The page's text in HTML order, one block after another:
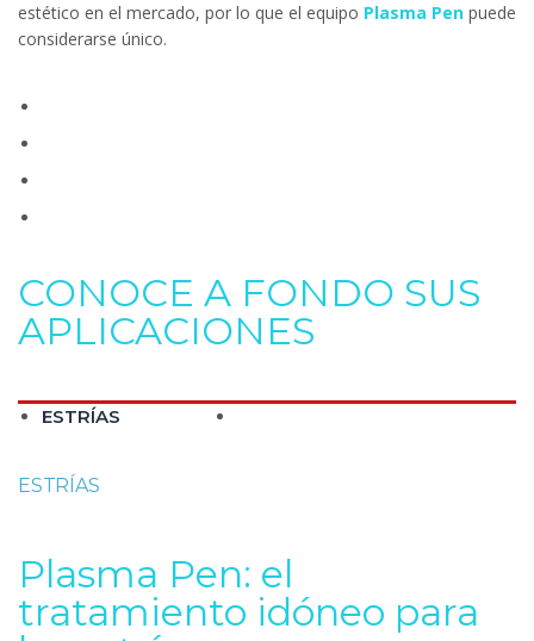
estético en el mercado, por lo que el equipo Plasma Pen puede
considerarse único.
CONOCE A FONDO SUS
APLICACIONES
ESTRÍAS
ESTRÍAS
Plasma Pen: el
tratamiento idóneo para